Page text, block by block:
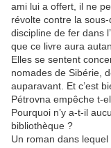
ami lui a offert, il ne
révolte contre la
discipline de fer dans
que ce livre aura
Elles se sentent
nomades de Sibérie,
auparavant. Et c’est
Pétrovna empêche t-
Pourquoi n’y a-t-il
bibliothèque ?
Un roman dans